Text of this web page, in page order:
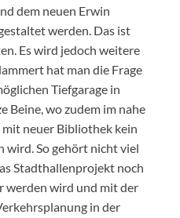
dem neuen Erwin
werden. Das ist
Es wird jedoch weitere
hat man die Frage
Tiefgarage in
Beine, wo zudem im nahe
mit neuer Bibliothek kein
wird. So gehört nicht viel
Stadthallenprojekt noch
werden wird und mit der
in der